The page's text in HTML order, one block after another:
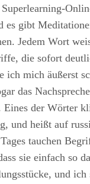
es gibt
Jedem Wort
die sofort
ich mich äußerst
das
Eines der Wörter
und heißt auf
tauchen
sie einfach so
und ich